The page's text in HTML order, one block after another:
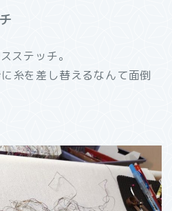
ステッチ。
糸を差し替えるなんて面倒